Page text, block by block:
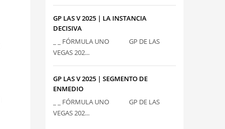
GP LAS V 2025 | LA INSTANCIA
DECISIVA
_ _ FÓRMULA UNO GP DE LAS
VEGAS 202...
GP LAS V 2025 | SEGMENTO DE
ENMEDIO
_ _ FÓRMULA UNO GP DE LAS
VEGAS 202...